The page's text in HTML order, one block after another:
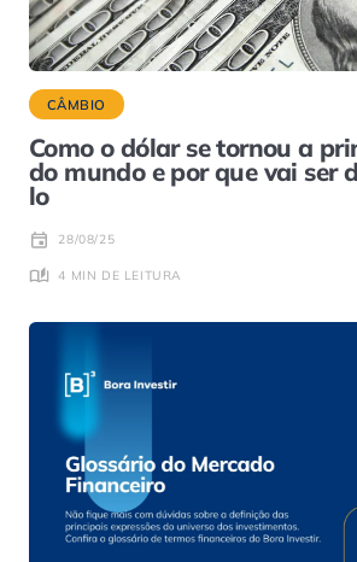
CÂMBIO
Como o dólar se tornou a
do mundo e por que vai ser
lo
28/08/25
4 MIN DE LEITURA